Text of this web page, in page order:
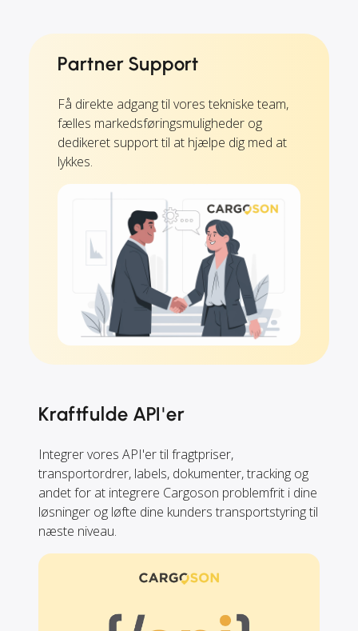
Partner Support
Få direkte adgang til vores tekniske team,
fælles markedsføringsmuligheder og
dedikeret support til at hjælpe dig med at
lykkes.
Kraftfulde API'er
Integrer vores API'er til fragtpriser,
transportordrer, labels, dokumenter, tracking og
andet for at integrere Cargoson problemfrit i dine
løsninger og løfte dine kunders transportstyring til
næste niveau.